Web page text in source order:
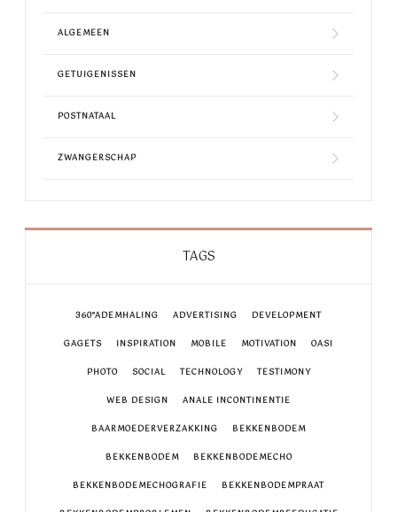
ALGEMEEN
GETUIGENISSEN
POSTNATAAL
ZWANGERSCHAP
TAGS
360°ADEMHALING ADVERTISING DEVELOPMENT
GAGETS INSPIRATION MOBILE MOTIVATION OASI
PHOTO SOCIAL TECHNOLOGY TESTIMONY
WEB DESIGN ANALE INCONTINENTIE
BAARMOEDERVERZAKKING BEKKENBODEM
BEKKENBODEM BEKKENBODEMECHO
BEKKENBODEMECHOGRAFIE BEKKENBODEMPRAAT